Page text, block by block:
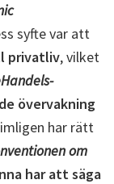
syfte var att
privatliv, vilket
övervakning
har rätt
om
har att säga